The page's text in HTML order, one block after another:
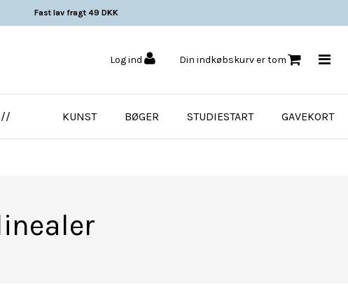
Fast lav fragt 49 DKK
Log ind Din indkøbskurv er tom
//
KUNST BØGER STUDIESTART GAVEKORT